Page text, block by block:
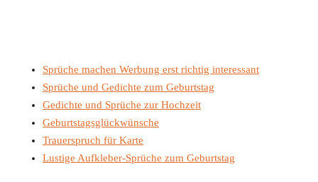
Sprüche machen Werbung erst richtig interessant
Sprüche und Gedichte zum Geburtstag
Gedichte und Sprüche zur Hochzeit
Geburtstagsglückwünsche
Trauerspruch für Karte
Lustige Aufkleber-Sprüche zum Geburtstag